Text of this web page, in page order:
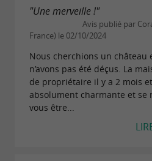
"Une merveille !"
Avis publié par
France) le 02/10/2024
Nous cherchions un château
n’avons pas été déçus. La
de propriétaire il y a 2 mois
absolument charmante et se
vous être...